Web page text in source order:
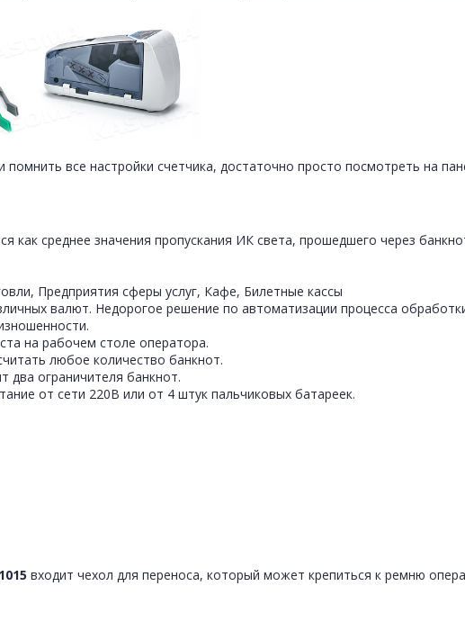
все настройки счетчика, достаточно просто посмотреть на
как среднее значения пропускания ИК света, прошедшего через
Предприятия сферы услуг, Кафе, Билетные кассы
валют. Недорогое решение по автоматизации процесса
на рабочем столе оператора.
любое количество банкнот.
два ограничителя банкнот.
от сети 220В или от 4 штук пальчиковых батареек.
входит чехол для переноса, который может крепиться к ремню